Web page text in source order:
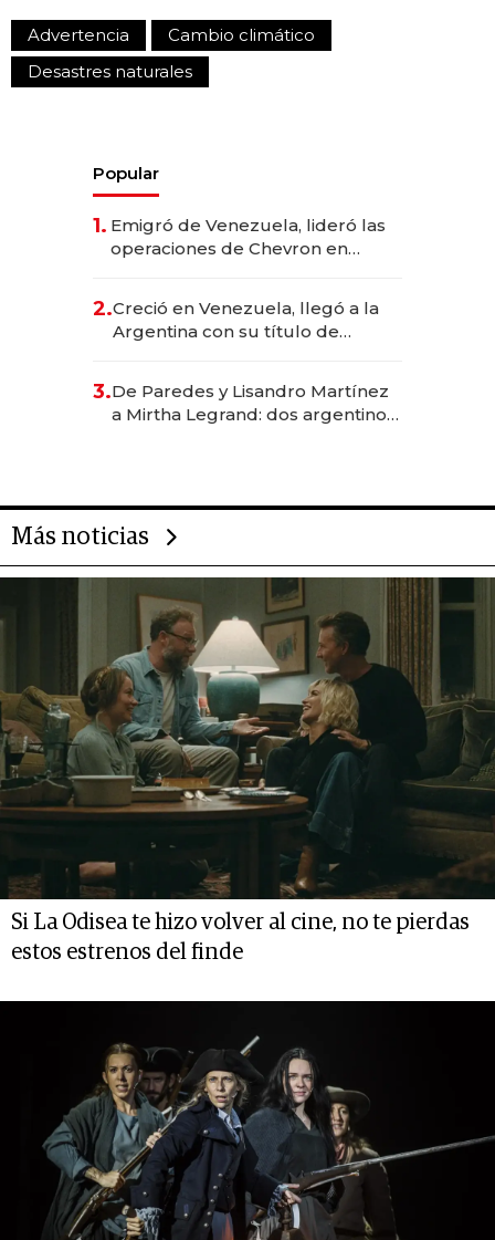
Advertencia
Cambio climático
Desastres naturales
Popular
1. Emigró de Venezuela, lideró las
operaciones de Chevron en
2.Creció en Venezuela, llegó a la
Argentina con su título de
las marcas "fast premium"
3.De Paredes y Lisandro Martínez
a Mirtha Legrand: dos argentinos
Más noticias
Si La Odisea te hizo volver al cine, no te pierdas
estos estrenos del finde